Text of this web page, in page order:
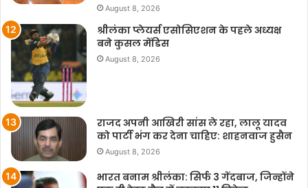
August 8, 2026
श्रीलंका प्लेयर्स एसोसिएशन के पहले अध्यक्ष
बने कुसल मेंडिस
August 8, 2026
राजद अपनी आखिरी सांस ले रहा, लालू यादव
को पार्टी भंग कर देना चाहिए: शाहनवाज हुसैन
August 8, 2026
भारत बनाम श्रीलंका: सिर्फ 3 गेंदबाज, जिन्होंने